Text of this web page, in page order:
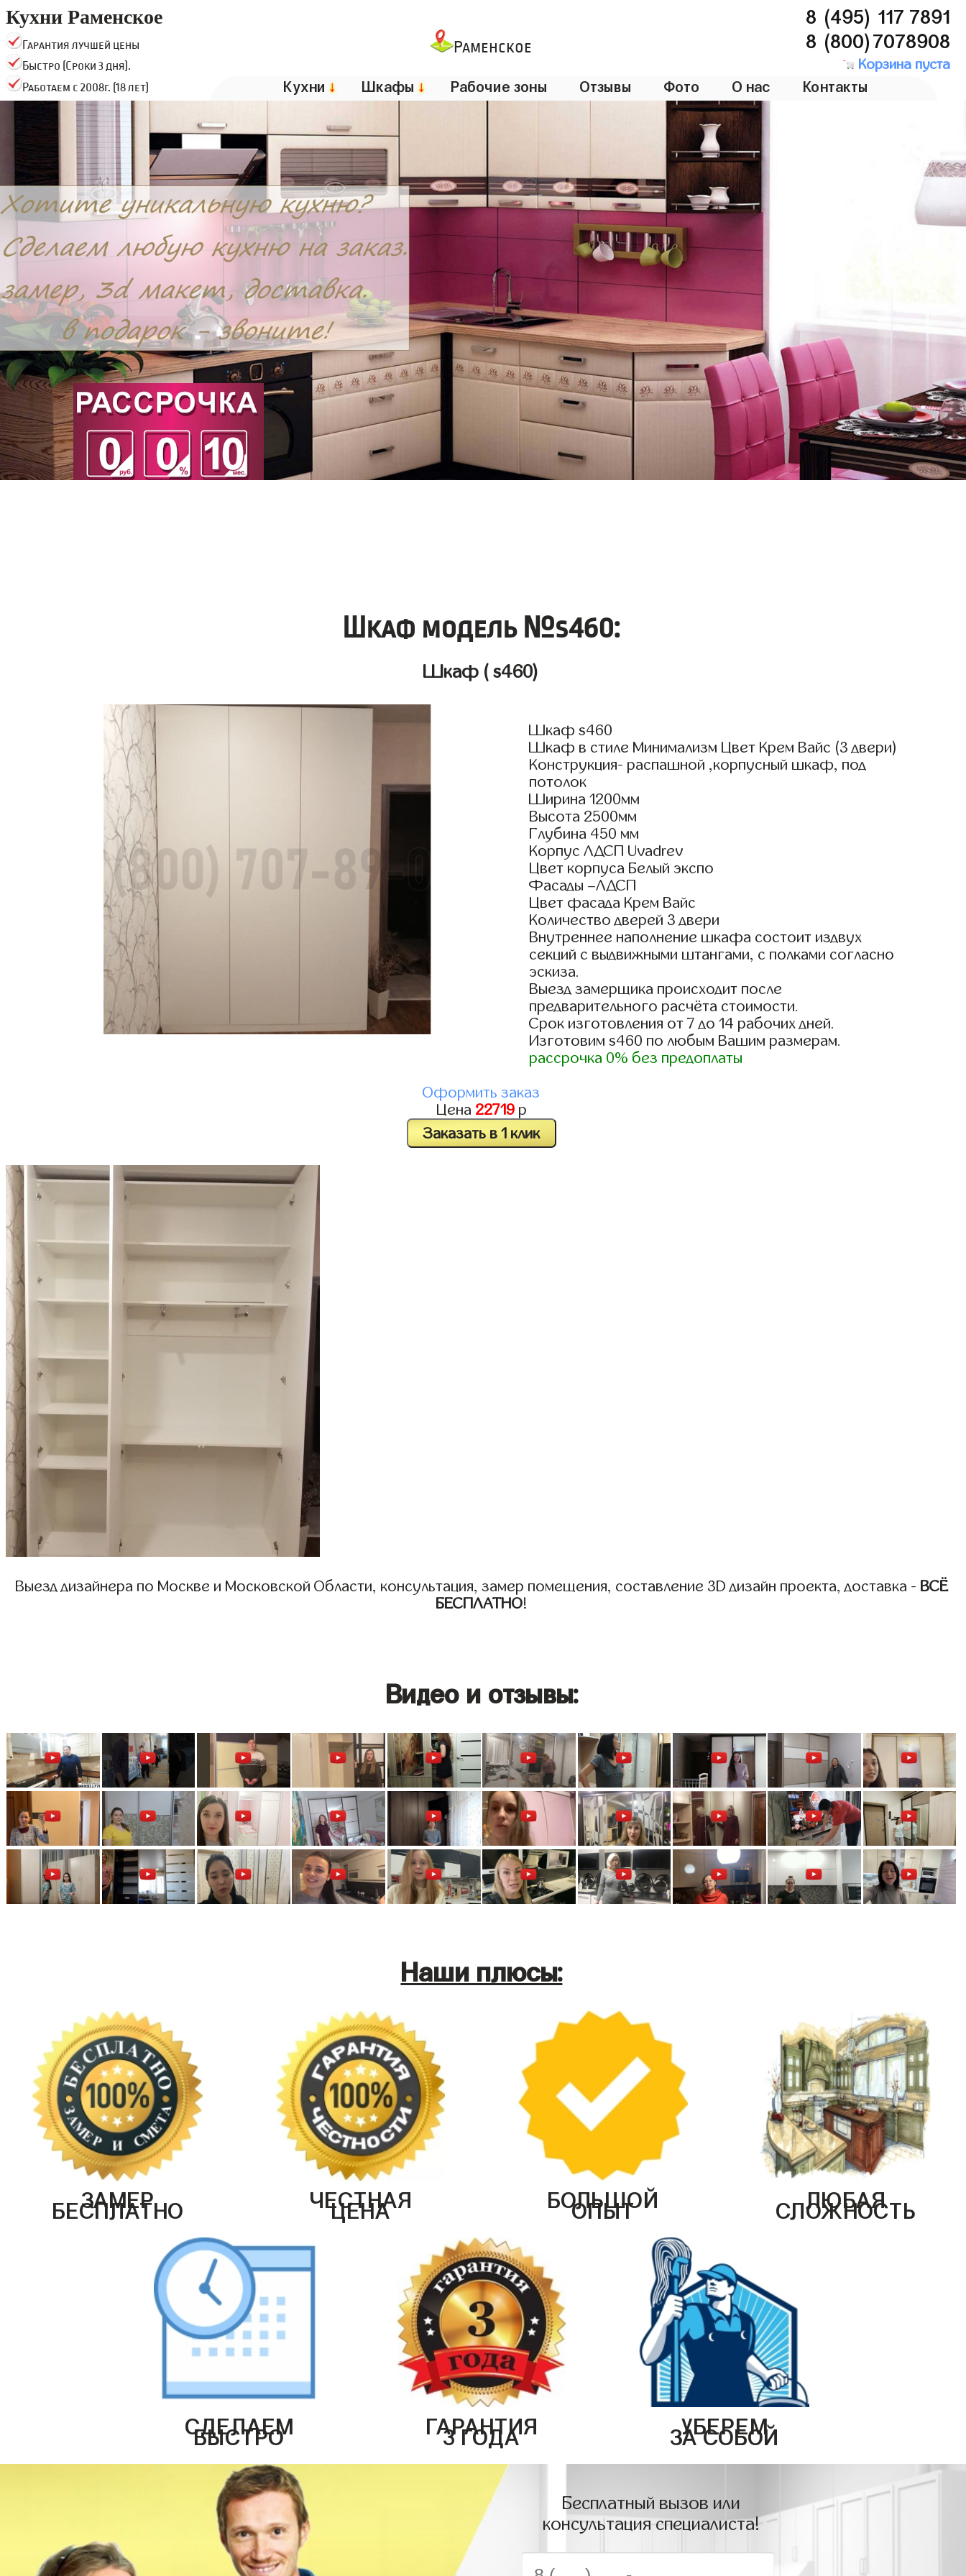
Кухни Раменское
Гарантия лучшей цены
Быстро (Сроки 3 дня).
Работаем с 2008г. (18 лет)
Раменское
8 (495) 117 7891
8 (800)7078908
Корзина пуста
Кухни ↓ Шкафы ↓ Рабочие зоны Отзывы Фото О нас Контакты
Шкаф модель №s460:
Шкаф ( s460)
Шкаф s460
Шкаф в стиле Минимализм Цвет Крем Вайс (3 двери)
Конструкция- распашной ,корпусный шкаф, под
потолок
Ширина 1200мм
Высота 2500мм
Глубина 450 мм
Корпус ЛДСП Uvadrev
Цвет корпуса Белый экспо
Фасады –ЛДСП
Цвет фасада Крем Вайс
Количество дверей 3 двери
Внутреннее наполнение шкафа состоит издвух
секций с выдвижными штангами, с полками согласно
эскиза.
Выезд замерщика происходит после
предварительного расчёта стоимости.
Срок изготовления от 7 до 14 рабочих дней.
Изготовим s460 по любым Вашим размерам.
рассрочка 0% без предоплаты
Оформить заказ
Цена 22719р
Заказать в 1 клик
Выезд дизайнера по Москве и Московской Области, консультация, замер помещения, составление 3D дизайн проекта, доставка - ВСЁ
БЕСПЛАТНО!
Видео и отзывы:
Наши плюсы:
ЗАМЕР
БЕСПЛАТНО ЧЕСТНАЯ
ЦЕНА БОЛЬШОЙ
ОПЫТ ЛЮБАЯ
СЛОЖНОСТЬ
СДЕЛАЕМ
БЫСТРО ГАРАНТИЯ
3 ГОДА УБЕРЕМ
ЗА СОБОЙ
Бесплатный вызов или
консультация специалиста!